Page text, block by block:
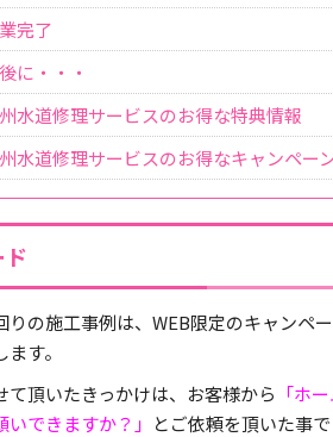
完了
に・・・
水道修理サービスのお得な特典情報
水道修理サービスのお得なキャンペー
りの施工事例は、WEB限定のキャンペ
す。
て頂いたきっかけは、お客様から 「ホ
いできますか？」 とご依頼を頂いた事で